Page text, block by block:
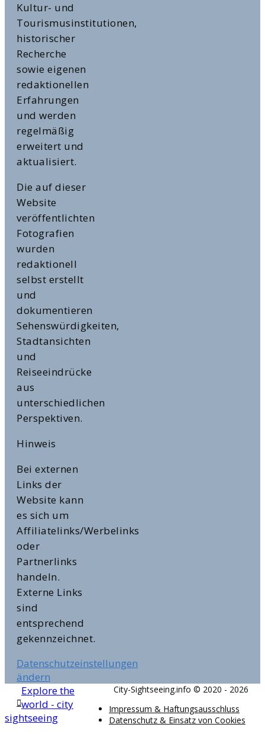
Kultur- und
Tourismusinstitutionen,
historischer
Recherche
sowie eigenen
redaktionellen
Erfahrungen
und werden
regelmäßig
erweitert und
aktualisiert.
Die auf dieser
Website
veröffentlichten
Fotografien
wurden
redaktionell
selbst erstellt
und
dokumentieren
Sehenswürdigkeiten,
Stadtansichten
und
Reiseeindrücke
aus
unterschiedlichen
Perspektiven.
Hinweis
Bei externen
Links der
Website kann
es sich um
Affiliatelinks/Werbelinks
oder
Partnerlinks
handeln.
Externe Links
sind
entsprechend
gekennzeichnet.
Datenschutzeinstellungen
ändern
City-Sightseeing.info © 2020 - 2026
Impressum & Haftungsausschluss
Datenschutz & Einsatz von Cookies
Explore the
world - city
sightseeing